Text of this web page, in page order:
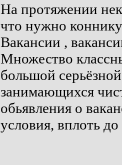
На протяжении
что нужно
Вакансии ,
Множество
большой
занимающихся
обьявления о
условия, вплоть